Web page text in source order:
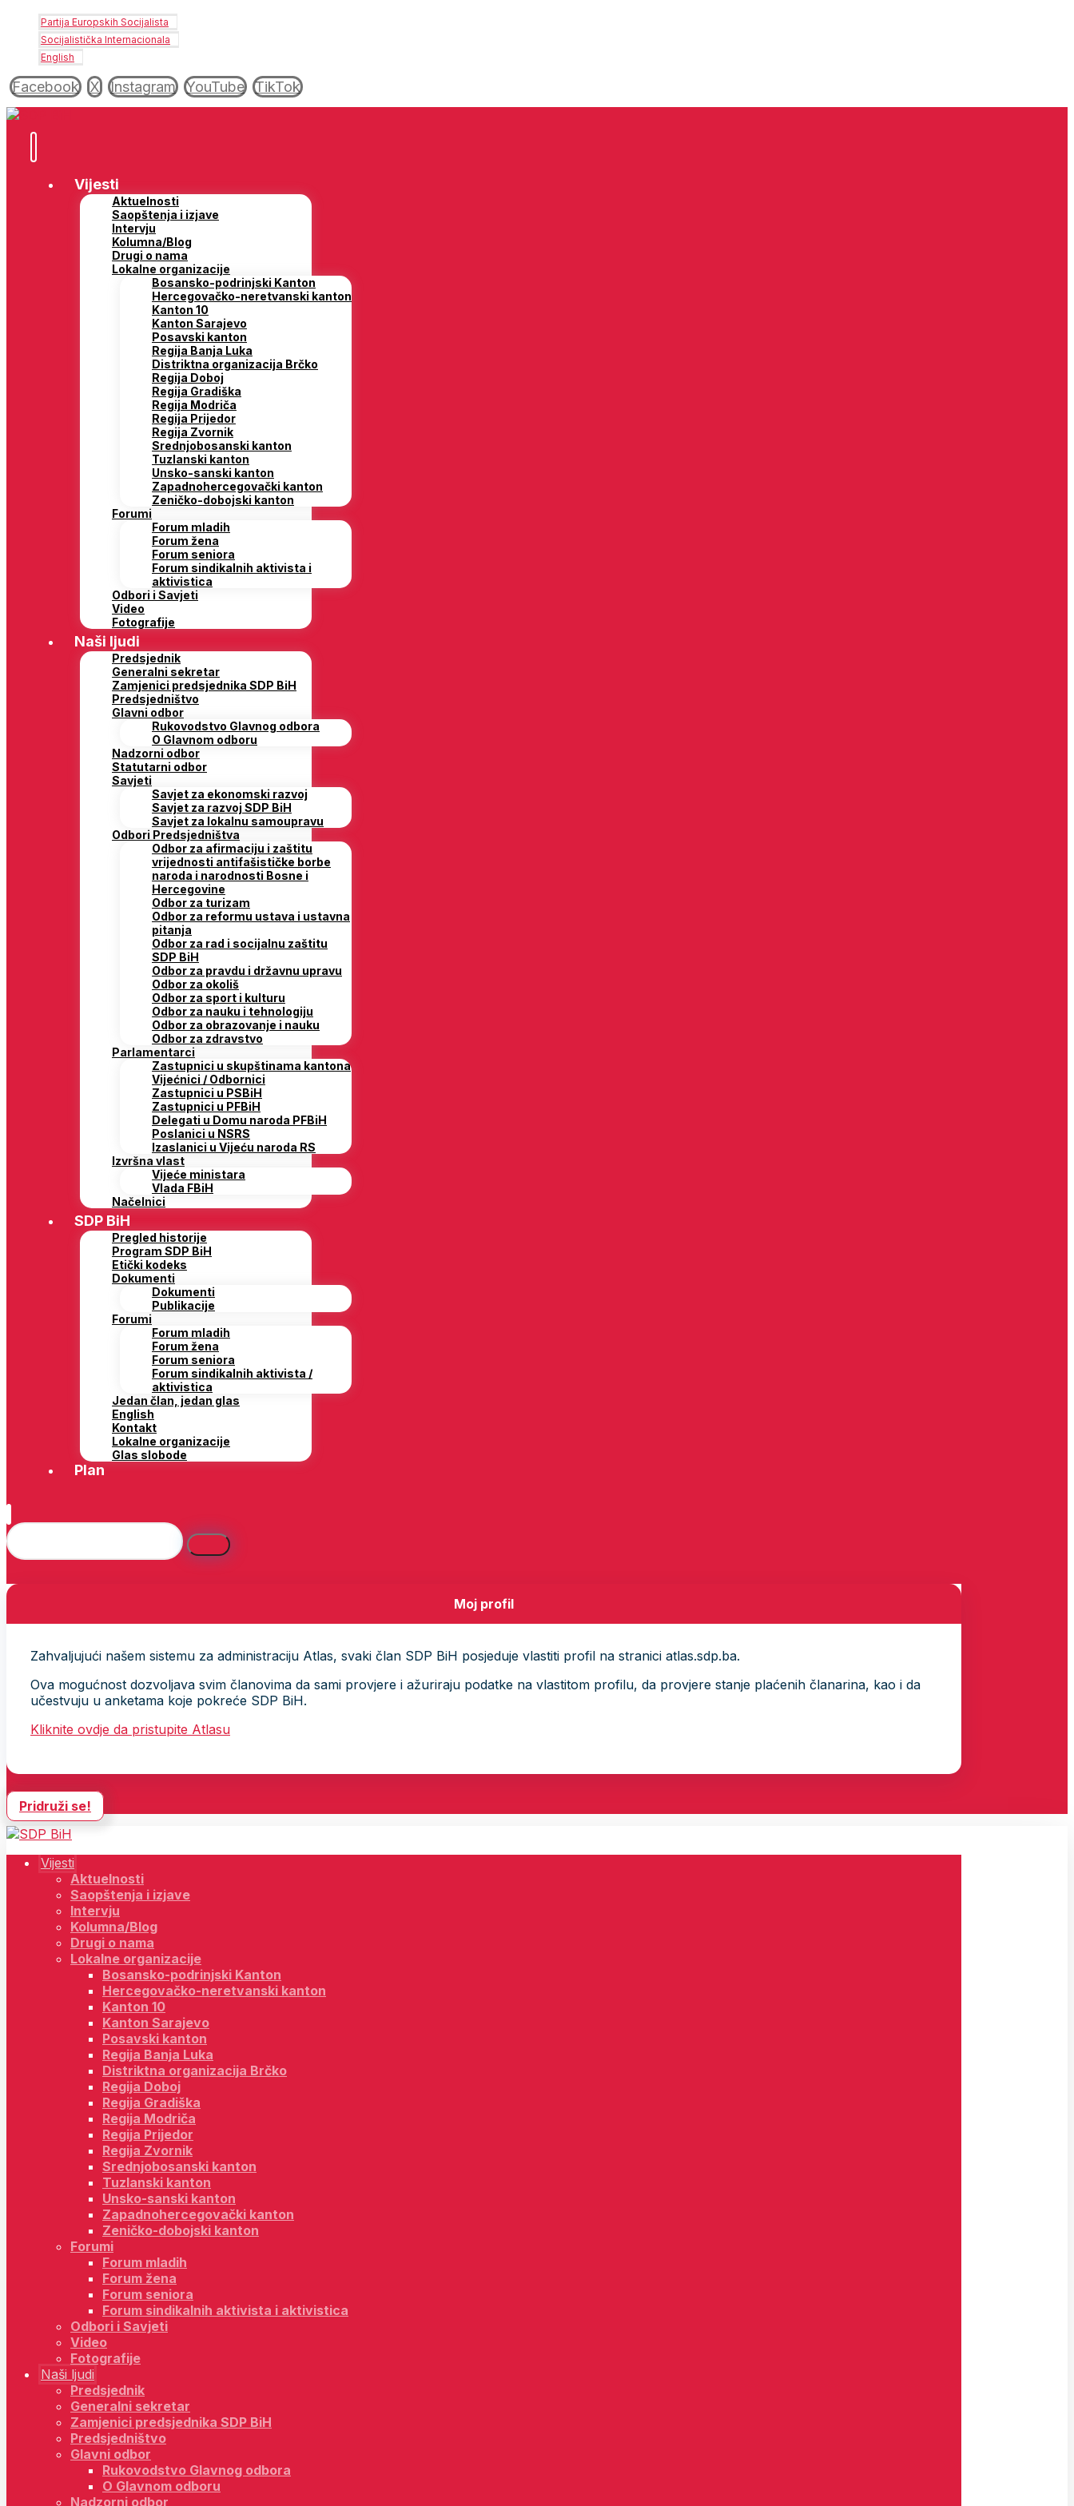
Partija Europskih Socijalista
Socijalistička Internacionala
English
Facebook X Instagram YouTube TikTok
Vijesti
Aktuelnosti
Saopštenja i izjave
Intervju
Kolumna/Blog
Drugi o nama
Lokalne organizacije
Bosansko-podrinjski Kanton
Hercegovačko-neretvanski kanton
Kanton 10
Kanton Sarajevo
Posavski kanton
Regija Banja Luka
Distriktna organizacija Brčko
Regija Doboj
Regija Gradiška
Regija Modriča
Regija Prijedor
Regija Zvornik
Srednjobosanski kanton
Tuzlanski kanton
Unsko-sanski kanton
Zapadnohercegovački kanton
Zeničko-dobojski kanton
Forumi
Forum mladih
Forum žena
Forum seniora
Forum sindikalnih aktivista i
aktivistica
Odbori i Savjeti
Video
Fotografije
Naši ljudi
Predsjednik
Generalni sekretar
Zamjenici predsjednika SDP BiH
Predsjedništvo
Glavni odbor
Rukovodstvo Glavnog odbora
O Glavnom odboru
Nadzorni odbor
Statutarni odbor
Savjeti
Savjet za ekonomski razvoj
Savjet za razvoj SDP BiH
Savjet za lokalnu samoupravu
Odbori Predsjedništva
Odbor za afirmaciju i zaštitu
vrijednosti antifašističke borbe
naroda i narodnosti Bosne i
Hercegovine
Odbor za turizam
Odbor za reformu ustava i ustavna
pitanja
Odbor za rad i socijalnu zaštitu
SDP BiH
Odbor za pravdu i državnu upravu
Odbor za okoliš
Odbor za sport i kulturu
Odbor za nauku i tehnologiju
Odbor za obrazovanje i nauku
Odbor za zdravstvo
Parlamentarci
Zastupnici u skupštinama kantona
Vijećnici / Odbornici
Zastupnici u PSBiH
Zastupnici u PFBiH
Delegati u Domu naroda PFBiH
Poslanici u NSRS
Izaslanici u Vijeću naroda RS
Izvršna vlast
Vijeće ministara
Vlada FBiH
Načelnici
SDP BiH
Pregled historije
Program SDP BiH
Etički kodeks
Dokumenti
Dokumenti
Publikacije
Forumi
Forum mladih
Forum žena
Forum seniora
Forum sindikalnih aktivista /
aktivistica
Jedan član, jedan glas
English
Kontakt
Lokalne organizacije
Glas slobode
Plan
Moj profil
Zahvaljujući našem sistemu za administraciju Atlas, svaki član SDP BiH posjeduje vlastiti profil na stranici atlas.sdp.ba.
Ova mogućnost dozvoljava svim članovima da sami provjere i ažuriraju podatke na vlastitom profilu, da provjere stanje plaćenih članarina, kao i da
učestvuju u anketama koje pokreće SDP BiH.
Kliknite ovdje da pristupite Atlasu
Pridruži se!
Vijesti
Aktuelnosti
Saopštenja i izjave
Intervju
Kolumna/Blog
Drugi o nama
Lokalne organizacije
Bosansko-podrinjski Kanton
Hercegovačko-neretvanski kanton
Kanton 10
Kanton Sarajevo
Posavski kanton
Regija Banja Luka
Distriktna organizacija Brčko
Regija Doboj
Regija Gradiška
Regija Modriča
Regija Prijedor
Regija Zvornik
Srednjobosanski kanton
Tuzlanski kanton
Unsko-sanski kanton
Zapadnohercegovački kanton
Zeničko-dobojski kanton
Forumi
Forum mladih
Forum žena
Forum seniora
Forum sindikalnih aktivista i aktivistica
Odbori i Savjeti
Video
Fotografije
Naši ljudi
Predsjednik
Generalni sekretar
Zamjenici predsjednika SDP BiH
Predsjedništvo
Glavni odbor
Rukovodstvo Glavnog odbora
O Glavnom odboru
Nadzorni odbor